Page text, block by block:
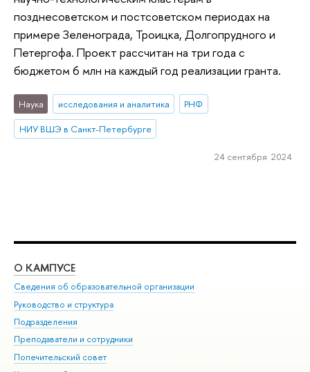
позднесоветском и постсоветском периодах на
примере Зеленограда, Троицка, Долгопрудного и
Петергофа. Проект рассчитан на три года с
бюджетом 6 млн на каждый год реализации гранта.
Наука исследования и аналитика
РНФ
НИУ ВШЭ в Санкт-Петербурге
24 сентября 2024
О КАМПУСЕ
Сведения об образовательной организации
Руководство и структура
Подразделения
Преподаватели и сотрудники
Попечительский совет